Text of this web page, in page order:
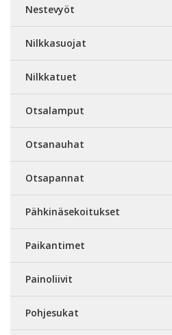
Nestevyöt
Nilkkasuojat
Nilkkatuet
Otsalamput
Otsanauhat
Otsapannat
Pähkinäsekoitukset
Paikantimet
Painoliivit
Pohjesukat